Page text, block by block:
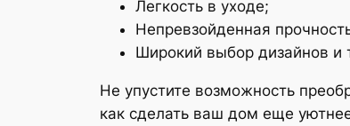
Легкость в уходе;
Непревзойденная
Широкий выбор дизайнов и
Не упустите возможность
как сделать ваш дом еще